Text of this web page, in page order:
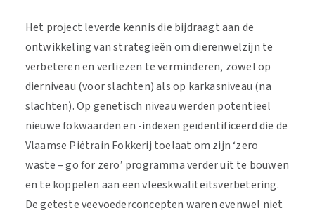
Het project leverde kennis die bijdraagt aan de
ontwikkeling van strategieën om dierenwelzijn te
verbeteren en verliezen te verminderen, zowel op
dierniveau (voor slachten) als op karkasniveau (na
slachten). Op genetisch niveau werden potentieel
nieuwe fokwaarden en -indexen geïdentificeerd die de
Vlaamse Piétrain Fokkerij toelaat om zijn ‘zero
waste – go for zero’ programma verder uit te bouwen
en te koppelen aan een vleeskwaliteitsverbetering.
De geteste veevoederconcepten waren evenwel niet